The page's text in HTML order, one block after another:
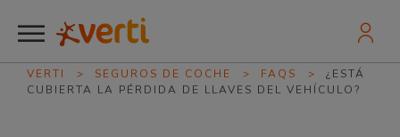
VERTI > SEGUROS DE COCHE > FAQS >
¿ESTÁ
CUBIERTA LA PÉRDIDA DE LLAVES DEL VEHÍCULO?